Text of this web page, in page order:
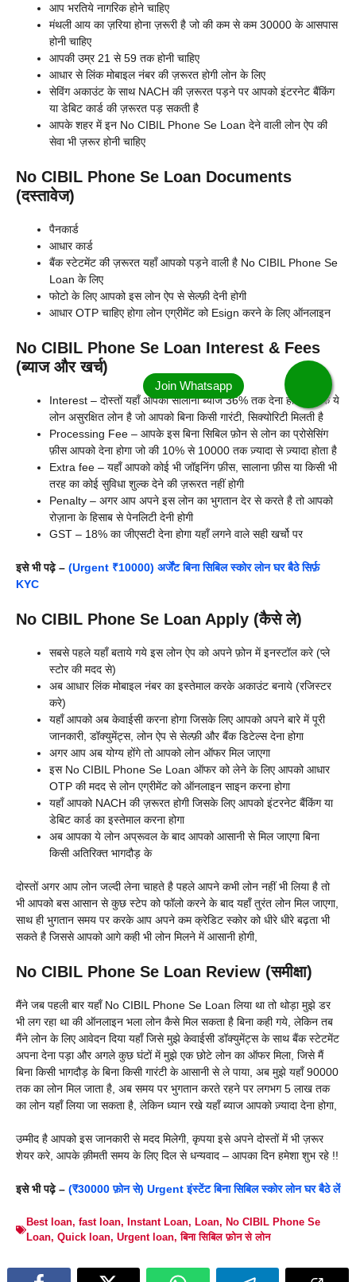
आप भरतिये नागरिक होने चाहिए
मंथली आय का ज़रिया होना ज़रूरी है जो की कम से कम 30000 के आसपास
होनी चाहिए
आपकी उम्र 21 से 59 तक होनी चाहिए
आधार से लिंक मोबाइल नंबर की ज़रूरत होगी लोन के लिए
सेविंग अकाउंट के साथ NACH की ज़रूरत पड़ने पर आपको इंटरनेट बैंकिंग
या डेबिट कार्ड की ज़रूरत पड़ सकती है
आपके शहर में इन No CIBIL Phone Se Loan देने वाली लोन ऐप की
सेवा भी ज़रूर होनी चाहिए
No CIBIL Phone Se Loan Documents
(दस्तावेज)
पैनकार्ड
आधार कार्ड
बैंक स्टेटमेंट की ज़रूरत यहाँ आपको पड़ने वाली है No CIBIL Phone Se
Loan के लिए
फोटो के लिए आपको इस लोन ऐप से सेल्फ़ी देनी होगी
आधार OTP चाहिए होगा लोन एग्रीमेंट को Esign करने के लिए ऑनलाइन
No CIBIL Phone Se Loan Interest & Fees
(ब्याज और खर्च)
Interest – दोस्तों यहाँ आपको सालाना ब्याज 36% तक देना होगा क्योंकि ये
लोन असुरक्षित लोन है जो आपको बिना किसी गारंटी, सिक्योरिटी मिलती है
Processing Fee – आपके इस बिना सिबिल फ़ोन से लोन का प्रोसेसिंग
फ़ीस आपको देना होगा जो की 10% से 10000 तक ज़्यादा से ज़्यादा होता है
Extra fee – यहाँ आपको कोई भी जॉइनिंग फ़ीस, सालाना फ़ीस या किसी भी
तरह का कोई सुविधा शुल्क देने की ज़रूरत नहीं होगी
Penalty – अगर आप अपने इस लोन का भुगतान देर से करते है तो आपको
रोज़ाना के हिसाब से पेनलिटी देनी होगी
GST – 18% का जीएसटी देना होगा यहाँ लगने वाले सही खर्चो पर
इसे भी पढ़े – (Urgent ₹10000) अर्जेंट बिना सिबिल स्कोर लोन घर बैठे सिर्फ़
KYC
No CIBIL Phone Se Loan Apply (कैसे ले)
सबसे पहले यहाँ बताये गये इस लोन ऐप को अपने फ़ोन में इनस्टॉल करे (प्ले
स्टोर की मदद से)
अब आधार लिंक मोबाइल नंबर का इस्तेमाल करके अकाउंट बनाये (रजिस्टर
करे)
यहाँ आपको अब केवाईसी करना होगा जिसके लिए आपको अपने बारे में पूरी
जानकारी, डॉक्युमेंट्स, लोन ऐप से सेल्फ़ी और बैंक डिटेल्स देना होगा
अगर आप अब योग्य होंगे तो आपको लोन ऑफर मिल जाएगा
इस No CIBIL Phone Se Loan ऑफर को लेने के लिए आपको आधार
OTP की मदद से लोन एग्रीमेंट को ऑनलाइन साइन करना होगा
यहाँ आपको NACH की ज़रूरत होगी जिसके लिए आपको इंटरनेट बैंकिंग या
डेबिट कार्ड का इस्तेमाल करना होगा
अब आपका ये लोन अप्रूवल के बाद आपको आसानी से मिल जाएगा बिना
किसी अतिरिक्त भागदौड़ के
दोस्तों अगर आप लोन जल्दी लेना चाहते है पहले आपने कभी लोन नहीं भी लिया है तो
भी आपको बस आसान से कुछ स्टेप को फॉलो करने के बाद यहाँ तुरंत लोन मिल जाएगा,
साथ ही भुगतान समय पर करके आप अपने कम क्रेडिट स्कोर को धीरे धीरे बढ़ता भी
सकते है जिससे आपको आगे कही भी लोन मिलने में आसानी होगी,
No CIBIL Phone Se Loan Review (समीक्षा)
मैंने जब पहली बार यहाँ No CIBIL Phone Se Loan लिया था तो थोड़ा मुझे डर
भी लग रहा था की ऑनलाइन भला लोन कैसे मिल सकता है बिना कही गये, लेकिन तब
मैंने लोन के लिए आवेदन दिया यहाँ जिसे मुझे केवाईसी डॉक्युमेंट्स के साथ बैंक स्टेटमेंट
अपना देना पड़ा और अगले कुछ घंटों में मुझे एक छोटे लोन का ऑफर मिला, जिसे मैं
बिना किसी भागदौड़ के बिना किसी गारंटी के आसानी से ले पाया, अब मुझे यहाँ 90000
तक का लोन मिल जाता है, अब समय पर भुगतान करते रहने पर लगभग 5 लाख तक
का लोन यहाँ लिया जा सकता है, लेकिन ध्यान रखे यहाँ ब्याज आपको ज़्यादा देना होगा,
उम्मीद है आपको इस जानकारी से मदद मिलेगी, कृपया इसे अपने दोस्तों में भी ज़रूर
शेयर करे, आपके क़ीमती समय के लिए दिल से धन्यवाद – आपका दिन हमेशा शुभ रहे !!
इसे भी पढ़े – (₹30000 फ़ोन से) Urgent इंस्टेंट बिना सिबिल स्कोर लोन घर बैठे लें
Best loan, fast loan, Instant Loan, Loan, No CIBIL Phone Se
Loan, Quick loan, Urgent loan,बिना सिबिल फ़ोन से लोन